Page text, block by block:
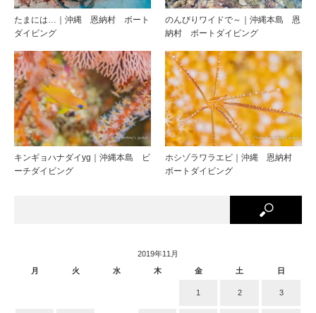
たまには…｜沖縄 恩納村 ボート
ダイビング
のんびりワイドで～｜沖縄本島 恩
納村 ボートダイビング
キンギョハナダイyg｜沖縄本島 ビ
ーチダイビング
ホシゾラワラエビ｜沖縄 恩納村
ボートダイビング
2019年11月
月
火 水 木 金 土 日
1 2 3